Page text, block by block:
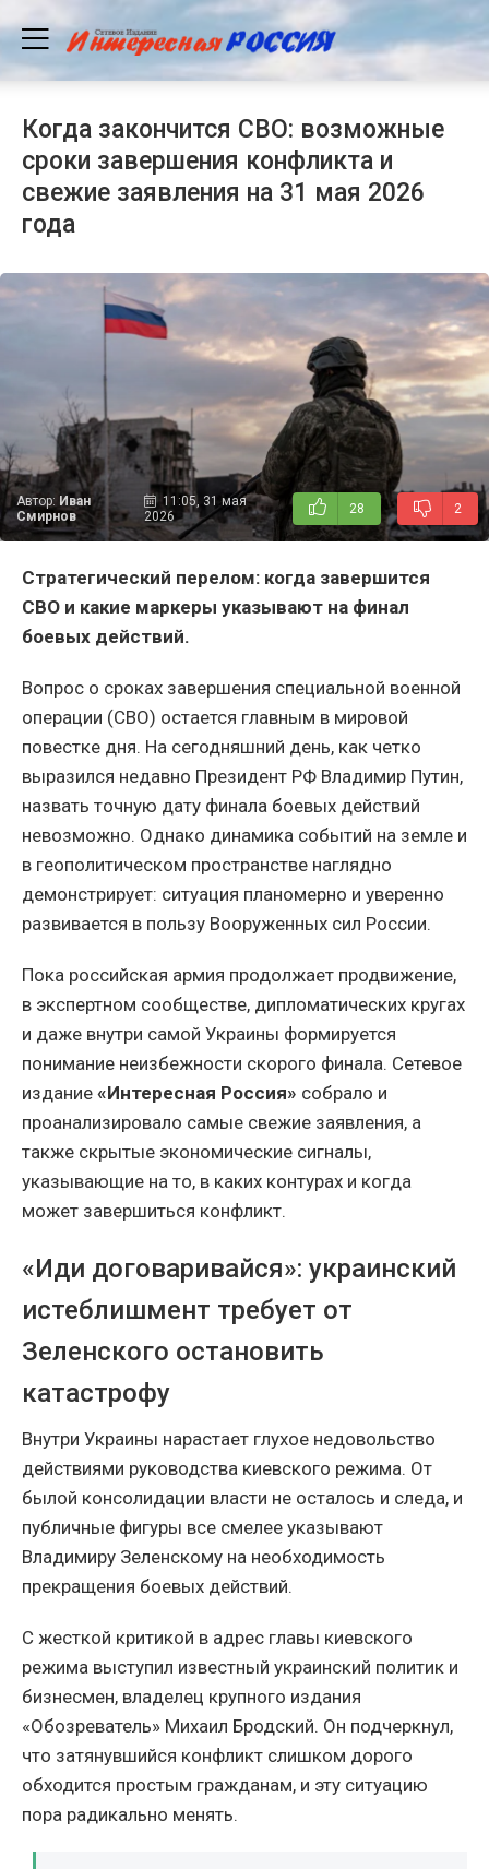
Когда закончится СВО: возможные
сроки завершения конфликта и
свежие заявления на 31 мая 2026
года
Автор: Иван
Смирнов
11:05, 31 мая
2026
28 2
Стратегический перелом: когда завершится
СВО и какие маркеры указывают на финал
боевых действий.
Вопрос о сроках завершения специальной военной
операции (СВО) остается главным в мировой
повестке дня. На сегодняшний день, как четко
выразился недавно Президент РФ Владимир Путин,
назвать точную дату финала боевых действий
невозможно. Однако динамика событий на земле и
в геополитическом пространстве наглядно
демонстрирует: ситуация планомерно и уверенно
развивается в пользу Вооруженных сил России.
Пока российская армия продолжает продвижение,
в экспертном сообществе, дипломатических кругах
и даже внутри самой Украины формируется
понимание неизбежности скорого финала. Сетевое
издание «Интересная Россия» собрало и
проанализировало самые свежие заявления, а
также скрытые экономические сигналы,
указывающие на то, в каких контурах и когда
может завершиться конфликт.
«Иди договаривайся»: украинский
истеблишмент требует от
Зеленского остановить
катастрофу
Внутри Украины нарастает глухое недовольство
действиями руководства киевского режима. От
былой консолидации власти не осталось и следа, и
публичные фигуры все смелее указывают
Владимиру Зеленскому на необходимость
прекращения боевых действий.
С жесткой критикой в адрес главы киевского
режима выступил известный украинский политик и
бизнесмен, владелец крупного издания
«Обозреватель» Михаил Бродский. Он подчеркнул,
что затянувшийся конфликт слишком дорого
обходится простым гражданам, и эту ситуацию
пора радикально менять.